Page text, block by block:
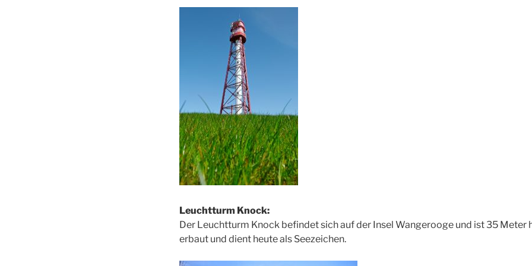
Leuchtturm Knock:
Der Leuchtturm Knock befindet sich auf der Insel Wangerooge und ist 35 Meter
erbaut und dient heute als Seezeichen.